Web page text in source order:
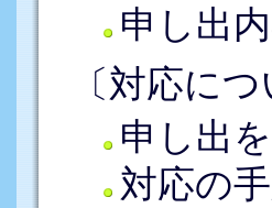
申し出
〔対応につ
申し出
対応の